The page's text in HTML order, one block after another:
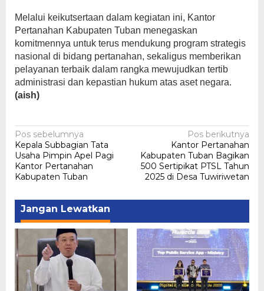
Melalui keikutsertaan dalam kegiatan ini, Kantor
Pertanahan Kabupaten Tuban menegaskan
komitmennya untuk terus mendukung program strategis
nasional di bidang pertanahan, sekaligus memberikan
pelayanan terbaik dalam rangka mewujudkan tertib
administrasi dan kepastian hukum atas aset negara.
(aish)
Navigasi
pos
Pos sebelumnya
Kepala Subbagian Tata
Usaha Pimpin Apel Pagi
Kantor Pertanahan
Kabupaten Tuban
Pos berikutnya
Kantor Pertanahan
Kabupaten Tuban Bagikan
500 Sertipikat PTSL Tahun
2025 di Desa Tuwiriwetan
Jangan Lewatkan